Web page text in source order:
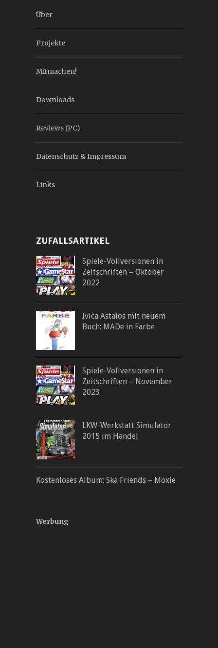
Über
Projekte
Mitmachen!
Downloads
Reviews (PC)
Datenschutz & Impressum
Links
ZUFALLSARTIKEL
Spiele-Vollversionen in
Zeitschriften – Oktober
2022
Ivica Astalos mit neuem
Buch: MADe in Farbe
Spiele-Vollversionen in
Zeitschriften – November
2023
LKW-Werkstatt Simulator
2015 im Handel
Kostenloses Album: Ska Friends – Moxie
Werbung